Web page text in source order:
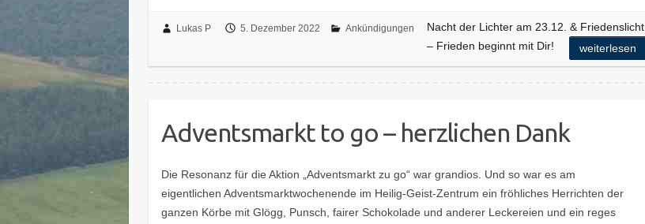
Lukas P 5. Dezember 2022 Ankündigungen
Nacht der Lichter am 23.12. & Friedenslicht
– Frieden beginnt mit Dir!
weiterlesen
Adventsmarkt to go – herzlichen Dank
Die Resonanz für die Aktion „Adventsmarkt zu go“ war grandios. Und so war es am
eigentlichen Adventsmarktwochenende im Heilig-Geist-Zentrum ein fröhliches Herrichten der
ganzen Körbe mit Glögg, Punsch, fairer Schokolade und anderer Leckereien und ein reges